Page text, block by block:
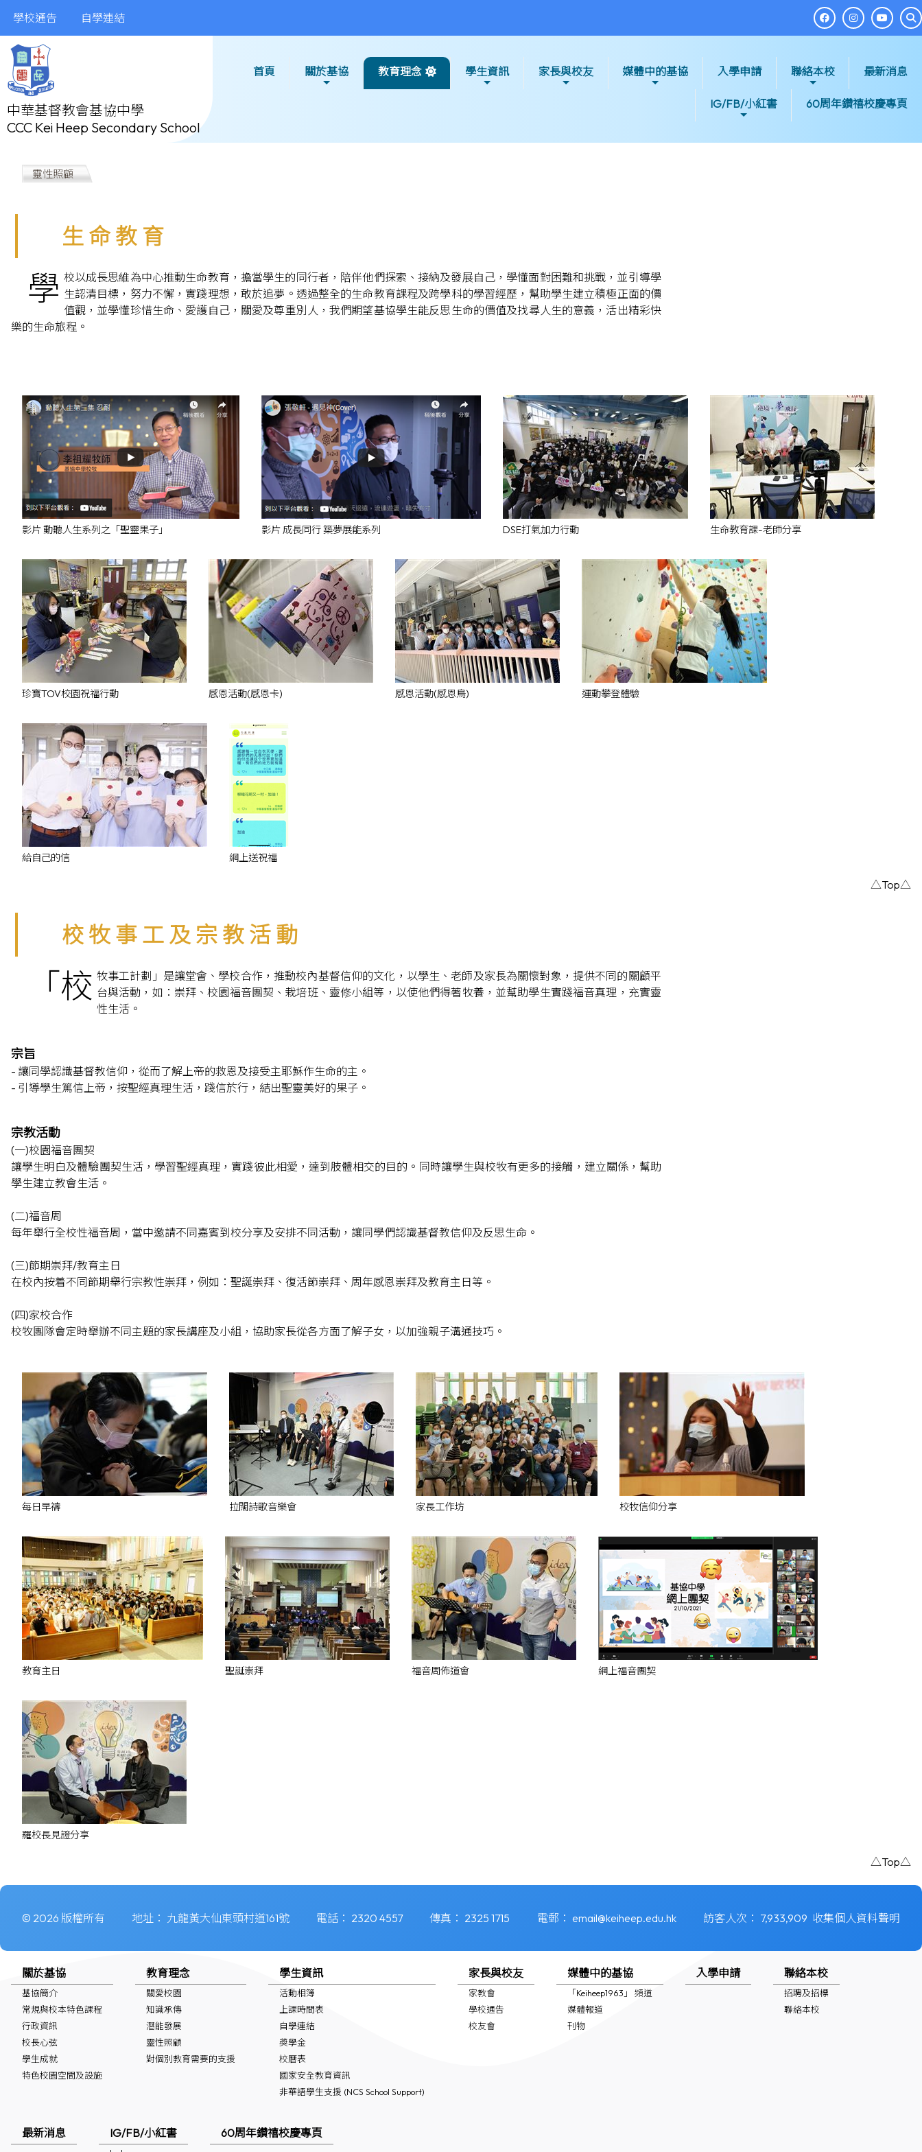
學校通告 自學連結
中華基督教會基協中學
CCC Kei Heep Secondary School
首頁 關於基協 教育理念 學生資訊 家長與校友 媒體中的基協 入學申請 聯絡本校 最新消息
IG/FB/小紅書 60周年鑽禧校慶專頁
靈性照顧
生 命 教 育
學 校以成長思維為中心推動生命教育，擔當學生的同行者，陪伴他們探索、接納及發展自己，學懂面對困難和挑戰，並引導學
生認清目標，努力不懈，實踐理想，敢於追夢。透過整全的生命教育課程及跨學科的學習經歷，幫助學生建立積極正面的價
值觀，並學懂珍惜生命、愛護自己，關愛及尊重別人，我們期望基協學生能反思生命的價值及找尋人生的意義，活出精彩快
樂的生命旅程。
影片 動聽人生系列之「聖靈果子」 影片 成長同行 築夢展能系列 DSE打氣加力行動 生命教育課-老師分享
珍寶TOV校園祝福行動 感恩活動(感恩卡) 感恩活動(感恩鳥) 運動攀登體驗
給自己的信 網上送祝福
△Top△
校 牧 事 工 及 宗 教 活 動
「校 牧事工計劃」是讓堂會、學校合作，推動校內基督信仰的文化，以學生、老師及家長為關懷對象，提供不同的關顧平
台與活動，如：崇拜、校園福音團契、栽培班、靈修小組等，以使他們得著牧養，並幫助學生實踐福音真理，充實靈
性生活。
宗旨
- 讓同學認識基督教信仰，從而了解上帝的救恩及接受主耶穌作生命的主。
- 引導學生篤信上帝，按聖經真理生活，踐信於行，結出聖靈美好的果子。
宗教活動
(一)校園福音團契
讓學生明白及體驗團契生活，學習聖經真理，實踐彼此相愛，達到肢體相交的目的。同時讓學生與校牧有更多的接觸，建立關係，幫助
學生建立教會生活。
(二)福音周
每年舉行全校性福音周，當中邀請不同嘉賓到校分享及安排不同活動，讓同學們認識基督教信仰及反思生命。
(三)節期崇拜/教育主日
在校內按着不同節期舉行宗教性崇拜，例如：聖誕崇拜、復活節崇拜、周年感恩崇拜及教育主日等。
(四)家校合作
校牧團隊會定時舉辦不同主題的家長講座及小組，協助家長從各方面了解子女，以加強親子溝通技巧。
每日早禱 拉闊詩歌音樂會 家長工作坊 校牧信仰分享
教育主日 聖誕崇拜 福音周佈道會 網上福音團契
羅校長見證分享
△Top△
© 2026 版權所有 地址： 九龍黃大仙東頭村道161號 電話： 2320 4557 傳真： 2325 1715 電郵： email@keiheep.edu.hk 訪客人次： 7,933,909 收集個人資料聲明
關於基協
基協簡介
常規與校本特色課程
行政資訊
校長心弦
學生成就
特色校園空間及設施
教育理念
關愛校園
知識承傳
潛能發展
靈性照顧
對個別教育需要的支援
學生資訊
活動相簿
上課時間表
自學連結
獎學金
校曆表
國家安全教育資訊
非華語學生支援 (NCS School Support)
家長與校友
家教會
學校通告
校友會
媒體中的基協
「Keiheep1963」 頻道
媒體報道
刊物
入學申請 聯絡本校
招聘及招標
聯絡本校
最新消息 IG/FB/小紅書 60周年鑽禧校慶專頁